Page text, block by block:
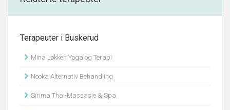
Terapeuter i Buskerud
Mina Løkken Yoga og Terapi
Nooka Alternativ Behandling
Sirima Thai-Massasje & Spa